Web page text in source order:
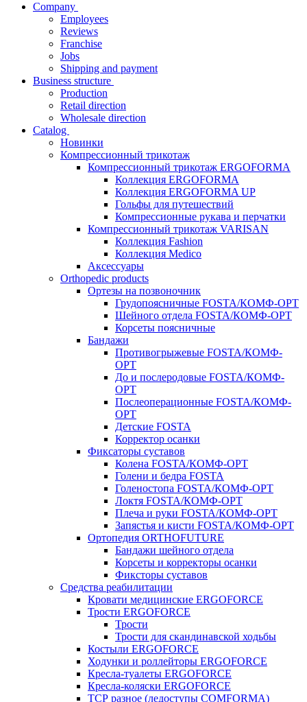
Company
Employees
Reviews
Franchise
Jobs
Shipping and payment
Business structure
Production
Retail direction
Wholesale direction
Catalog
Новинки
Компрессионный трикотаж
Компрессионный трикотаж ERGOFORMA
Коллекция ERGOFORMA
Коллекция ERGOFORMA UP
Гольфы для путешествий
Компрессионные рукава и перчатки
Компрессионный трикотаж VARISAN
Коллекция Fashion
Коллекция Medico
Аксессуары
Orthopedic products
Ортезы на позвоночник
Грудопоясничные FOSTA/КОМФ-ОРТ
Шейного отдела FOSTA/КОМФ-ОРТ
Корсеты поясничные
Бандажи
Противогрыжевые FOSTA/КОМФ-
ОРТ
До и послеродовые FOSTA/КОМФ-
ОРТ
Послеоперационные FOSTA/КОМФ-
ОРТ
Детские FOSTA
Корректор осанки
Фиксаторы суставов
Колена FOSTA/КОМФ-ОРТ
Голени и бедра FOSTA
Голеностопа FOSTA/КОМФ-ОРТ
Локтя FOSTA/КОМФ-ОРТ
Плеча и руки FOSTA/КОМФ-ОРТ
Запястья и кисти FOSTA/КОМФ-ОРТ
Ортопедия ORTHOFUTURE
Бандажи шейного отдела
Корсеты и корректоры осанки
Фиксторы суставов
Средства реабилитации
Кровати медицинские ERGOFORCE
Трости ERGOFORCE
Трости
Трости для скандинавской ходьбы
Костыли ERGOFORCE
Ходунки и роллейторы ERGOFORCE
Кресла-туалеты ERGOFORCE
Кресла-коляски ERGOFORCE
ТСР разное (ледоступы COMFORMA)